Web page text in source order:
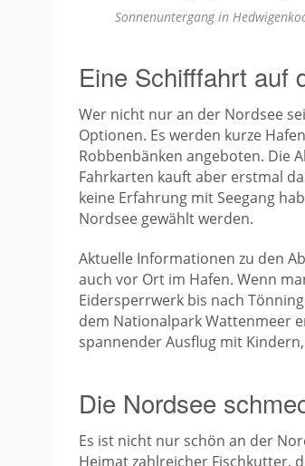
Sonnenuntergang in
Eine Schifffahrt auf
Wer nicht nur an der Nordsee
Optionen. Es werden kurze
Robbenbänken angeboten. Die
Fahrkarten kauft aber erstmal
keine Erfahrung mit Seegang
Nordsee gewählt werden.
Aktuelle Informationen zu den
auch vor Ort im Hafen. Wenn
Eidersperrwerk bis nach
dem Nationalpark Wattenmeer
spannender Ausflug mit
Die Nordsee
Es ist nicht nur schön an der
Heimat zahlreicher Fischkutter,